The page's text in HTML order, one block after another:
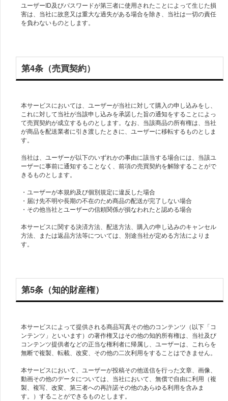
ユーザーID及びパスワードが第三者に使用されたことによって生じた損
害は、当社に故意又は重大な過失がある場合を除き、当社は一切の責任
を負わないものとします。
第4条（売買契約）
本サービスにおいては、ユーザーが当社に対して購入の申し込みをし、
これに対して当社が当該申し込みを承諾した旨の通知をすることによっ
て売買契約が成立するものとします。なお、当該商品の所有権は、当社
が商品を配送業者に引き渡したときに、ユーザーに移転するものとしま
す。
当社は、ユーザーが以下のいずれかの事由に該当する場合には、当該ユ
ーザーに事前に通知することなく、前項の売買契約を解除することがで
きるものとします。
・ユーザーが本規約及び個別規定に違反した場合
・届け先不明や長期の不在のため商品の配送が完了しない場合
・その他当社とユーザーの信頼関係が損なわれたと認める場合
本サービスに関する決済方法、配送方法、購入の申し込みのキャンセル
方法、または返品方法等については、別途当社が定める方法によりま
す。
第5条（知的財産権）
本サービスによって提供される商品写真その他のコンテンツ（以下「コ
ンテンツ」といいます）の著作権又はその他の知的所有権は、当社及び
コンテンツ提供者などの正当な権利者に帰属し、ユーザーは、これらを
無断で複製、転載、改変、その他の二次利用をすることはできません。
本サービスにおいて、ユーザーが投稿その他送信を行った文章、画像、
動画その他のデータについては、当社において、無償で自由に利用（複
製、複写、改変、第三者への再許諾その他のあらゆる利用を含みま
す。）することができるものとします。